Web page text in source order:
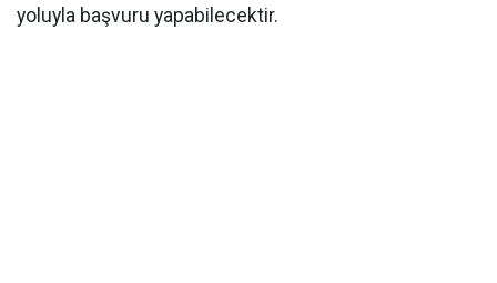
yoluyla başvuru yapabilecektir.